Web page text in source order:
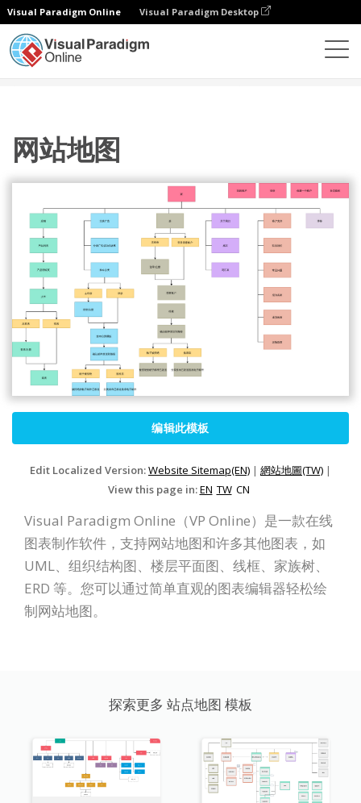
Visual Paradigm Online Visual Paradigm Desktop
网站地图
编辑此模板
Edit Localized Version:Website Sitemap(EN) | 網站地圖(TW) |
View this page in:EN TW CN
Visual Paradigm Online（VP Online）是一款在线
图表制作软件，支持网站地图和许多其他图表，如
UML、组织结构图、楼层平面图、线框、家族树、
ERD 等。您可以通过简单直观的图表编辑器轻松绘
制网站地图。
探索更多 站点地图 模板